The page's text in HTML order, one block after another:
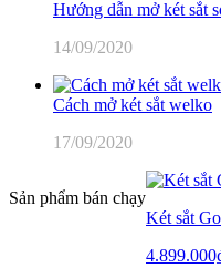
Hướng dẫn mở két sắt
14/09/2020
Cách mở két sắt welko
17/09/2020
Sản phẩm bán chạy
Két sắt